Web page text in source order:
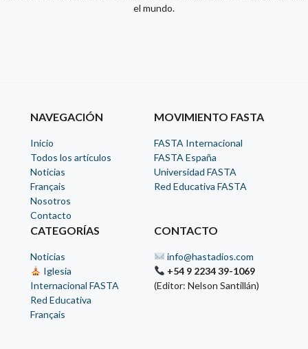
el mundo.
NAVEGACIÓN
Inicio
Todos los artículos
Noticias
Français
Nosotros
Contacto
MOVIMIENTO FASTA
FASTA Internacional
FASTA España
Universidad FASTA
Red Educativa FASTA
CATEGORÍAS
Noticias
Iglesia
Internacional FASTA
Red Educativa
Français
CONTACTO
info@hastadios.com
+54 9 2234 39-1069
(Editor: Nelson Santillán)